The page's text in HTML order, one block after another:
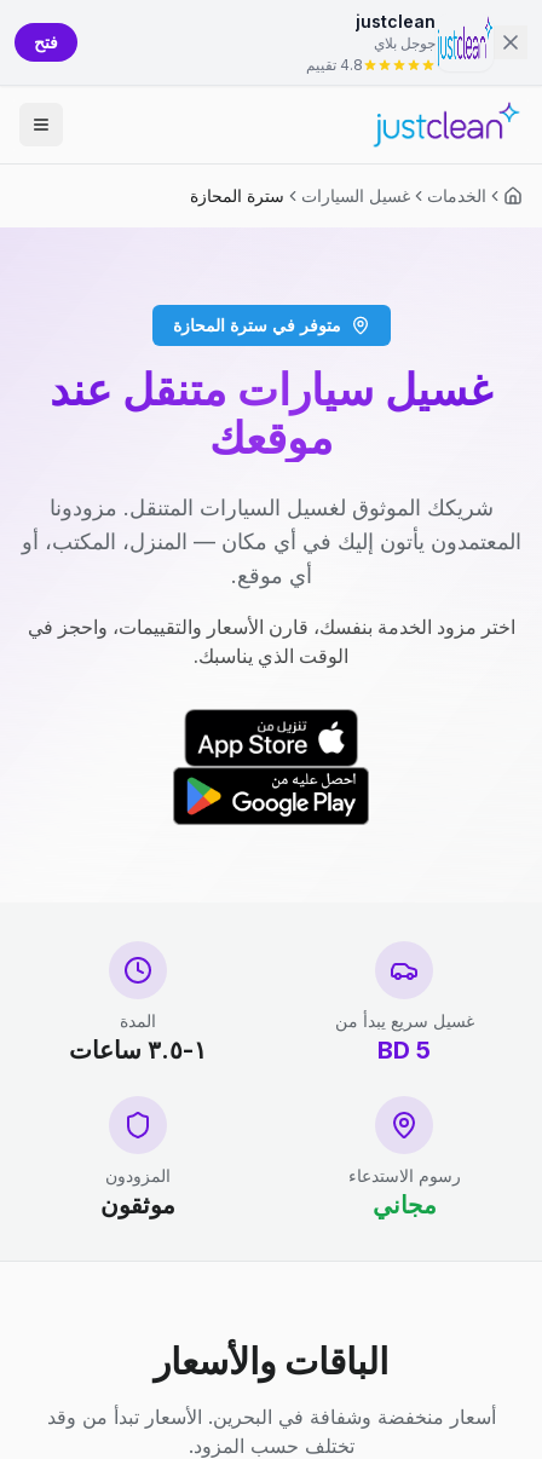
justclean
جوجل بلاي
4.8 تقييم
فتح
الخدمات غسيل السيارات سترة المحازة
متوفر في سترة المحازة
غسيل سيارات متنقل عند
موقعك
شريكك الموثوق لغسيل السيارات المتنقل. مزودونا
المعتمدون يأتون إليك في أي مكان — المنزل، المكتب، أو
أي موقع.
اختر مزود الخدمة بنفسك، قارن الأسعار والتقييمات، واحجز في
الوقت الذي يناسبك.
غسيل سريع يبدأ من
5
BD
المدة
١-٣.٥ ساعات
رسوم الاستدعاء
مجاني
المزودون
موثقون
الباقات والأسعار
أسعار منخفضة وشفافة في البحرين. الأسعار تبدأ من وقد
تختلف حسب المزود.